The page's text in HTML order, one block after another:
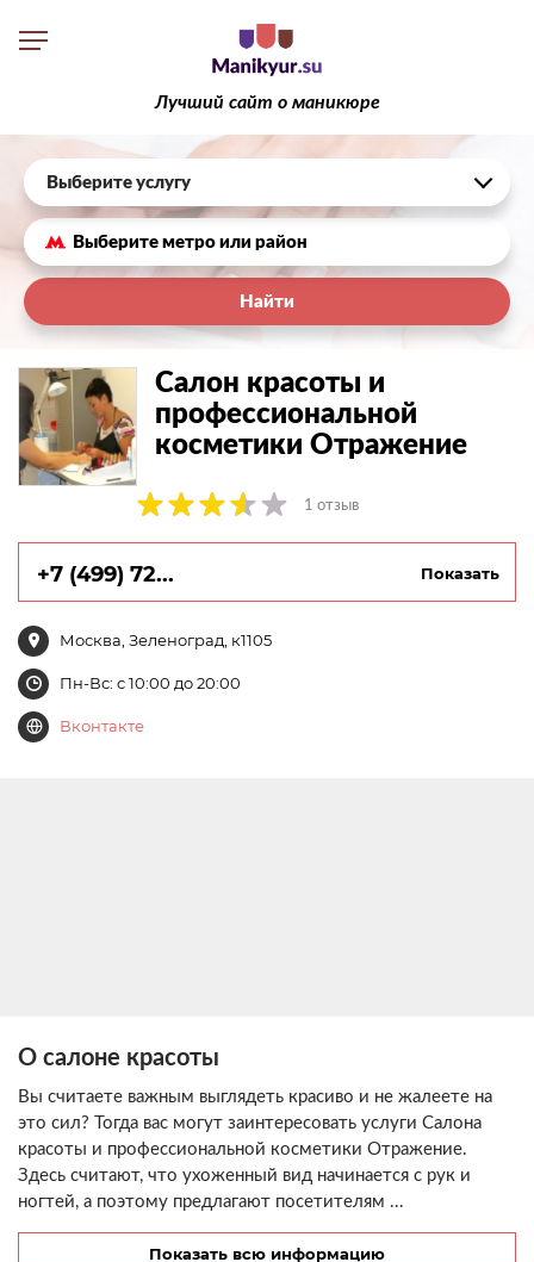
Лучший сайт о маникюре
Выберите услугу
Найти
Салон красоты и
профессиональной
косметики Отражение
1 отзыв
+7 (499) 72... Показать
Москва, Зеленоград, к1105
Пн-Вс: с 10:00 до 20:00
Вконтакте
О салоне красоты
Вы считаете важным выглядеть красиво и не жалеете на
это сил? Тогда вас могут заинтересовать услуги Салона
красоты и профессиональной косметики Отражение.
Здесь считают, что ухоженный вид начинается с рук и
ногтей, а поэтому предлагают посетителям ...
Показать всю информацию